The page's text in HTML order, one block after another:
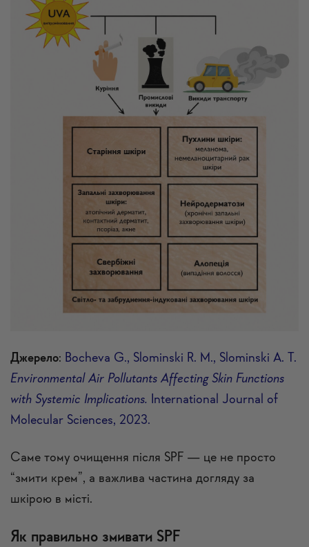
Джерело: Bocheva G., Slominski R. M., Slominski A. T.
Environmental Air Pollutants Affecting Skin Functions
with Systemic Implications.
International Journal of
Molecular Sciences, 2023.
Саме тому очищення після SPF — це не просто
“змити крем”, а важлива частина догляду за
шкірою в місті.
Як правильно змивати SPF